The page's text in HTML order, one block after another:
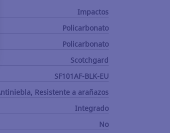
Impactos
Policarbonato
Policarbonato
Scotchgard
SF101AF-BLK-EU
Resistente a arañazos
Integrado
No